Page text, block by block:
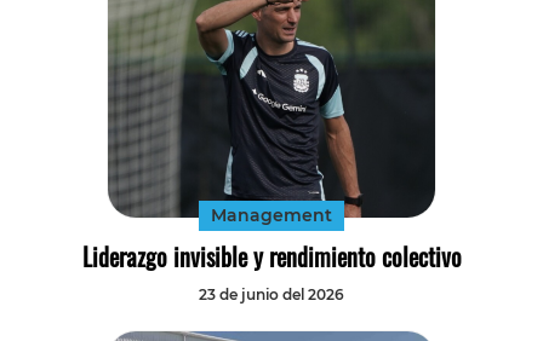
Management
Liderazgo invisible y rendimiento colectivo
23 de junio del 2026